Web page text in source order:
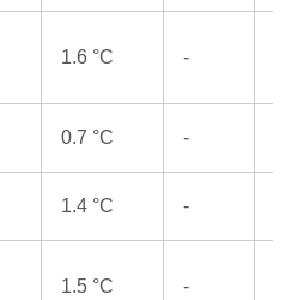
1.6 °C -
0.7 °C -
1.4 °C -
1.5 °C -